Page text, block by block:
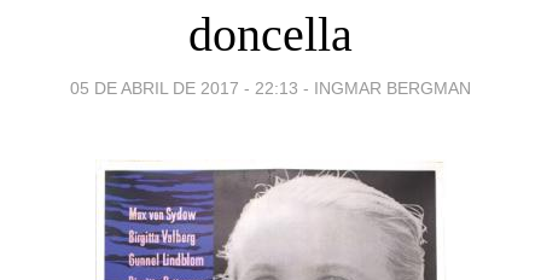
doncella
05 DE ABRIL DE 2017 - 22:13 - INGMAR BERGMAN